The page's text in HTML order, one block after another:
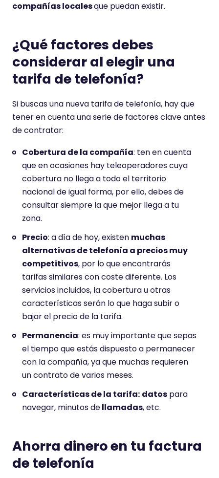
compañías localesque puedan existir.
¿Qué factores debes
considerar al elegir una
tarifa de telefonía?
Si buscas una nueva tarifa de telefonía, hay que
tener en cuenta una serie de factores clave antes
de contratar:
Cobertura de la compañía: ten en cuenta
que en ocasiones hay teleoperadores cuya
cobertura no llega a todo el territorio
nacional de igual forma, por ello, debes de
consultar siempre la que mejor llega a tu
zona.
Precio: a día de hoy, existen muchas
alternativas de telefonía a precios muy
competitivos, por lo que encontrarás
tarifas similares con coste diferente. Los
servicios incluidos, la cobertura u otras
características serán lo que haga subir o
bajar el precio de la tarifa.
Permanencia: es muy importante que sepas
el tiempo que estás dispuesto a permanecer
con la compañía, ya que muchas requieren
un contrato de varios meses.
Características de la tarifa: datos para
navegar, minutos dellamadas, etc.
Ahorra dinero en tu factura
de telefonía